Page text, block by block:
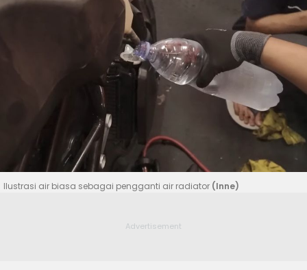
Ilustrasi air biasa sebagai pengganti air radiator (Inne)